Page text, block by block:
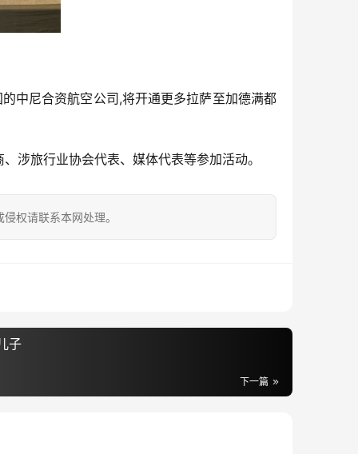
中尼合资航空公司,将开通更多拉萨至加德满都
涉旅行业协会代表、媒体代表等参加活动。
权请联系本网处理。
子
下一篇